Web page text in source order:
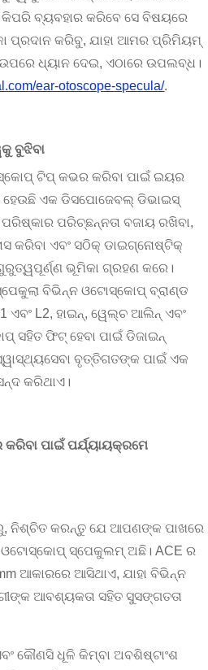
ବ୍ୟବହାର କରିବେ ସେ ବିଷୟରେ
ପ୍ରଦାନ କରିବୁ, ଯାହା ଆମର ପ୍ରିମିୟମ୍
ଧ୍ୟାନ ଦେଇ, ଏଠାରେ ଉପଲବ୍ଧ।
ear-otoscope-specula/.
ବୁଝିବା
ଟିପ୍ କଭର କରିବା ପାଇଁ ଇୟର
ହେଉଛି ଏକ ଡିସପୋଜେବଲ୍ ଡିଭାଇସ୍
ପରିଷ୍କାର ପରିଚ୍ଛନ୍ନତା ବଜାୟ ରଖିବା,
କରିବା ଏବଂ ସଠିକ୍ ଡାଇଗ୍ନୋଷ୍ଟିକ୍
ଭୂମିକା ଗ୍ରହଣ କରେ।
ବିଭିନ୍ନ ଓଟୋସ୍କୋପ୍ ବ୍ରାଣ୍ଡ
L2, ହାଇନ୍, ୱେଲ୍ଚ ଆଲିନ୍ ଏବଂ
ସହିତ ଫିଟ୍ ହେବା ପାଇଁ ଡିଜାଇନ୍
ବୃତ୍ତିଗତଙ୍କ ପାଇଁ ଏକ
କରିଥାଏ।
ପାଇଁ ପର୍ଯ୍ୟାୟକ୍ରମେ
ନିଶ୍ଚିତ କରନ୍ତୁ ଯେ ଆପଣଙ୍କ ପାଖରେ
ସ୍ପେକୁଲମ୍ ଅଛି। ACE ର
ଆକାରରେ ଆସିଥାଏ, ଯାହା ବିଭିନ୍ନ
ଆବଶ୍ୟକତା ସହିତ ସୁସଙ୍ଗତତା
କୌଣସି ଧୂଳି କିମ୍ବା ଅବଶିଷ୍ଟାଂଶ